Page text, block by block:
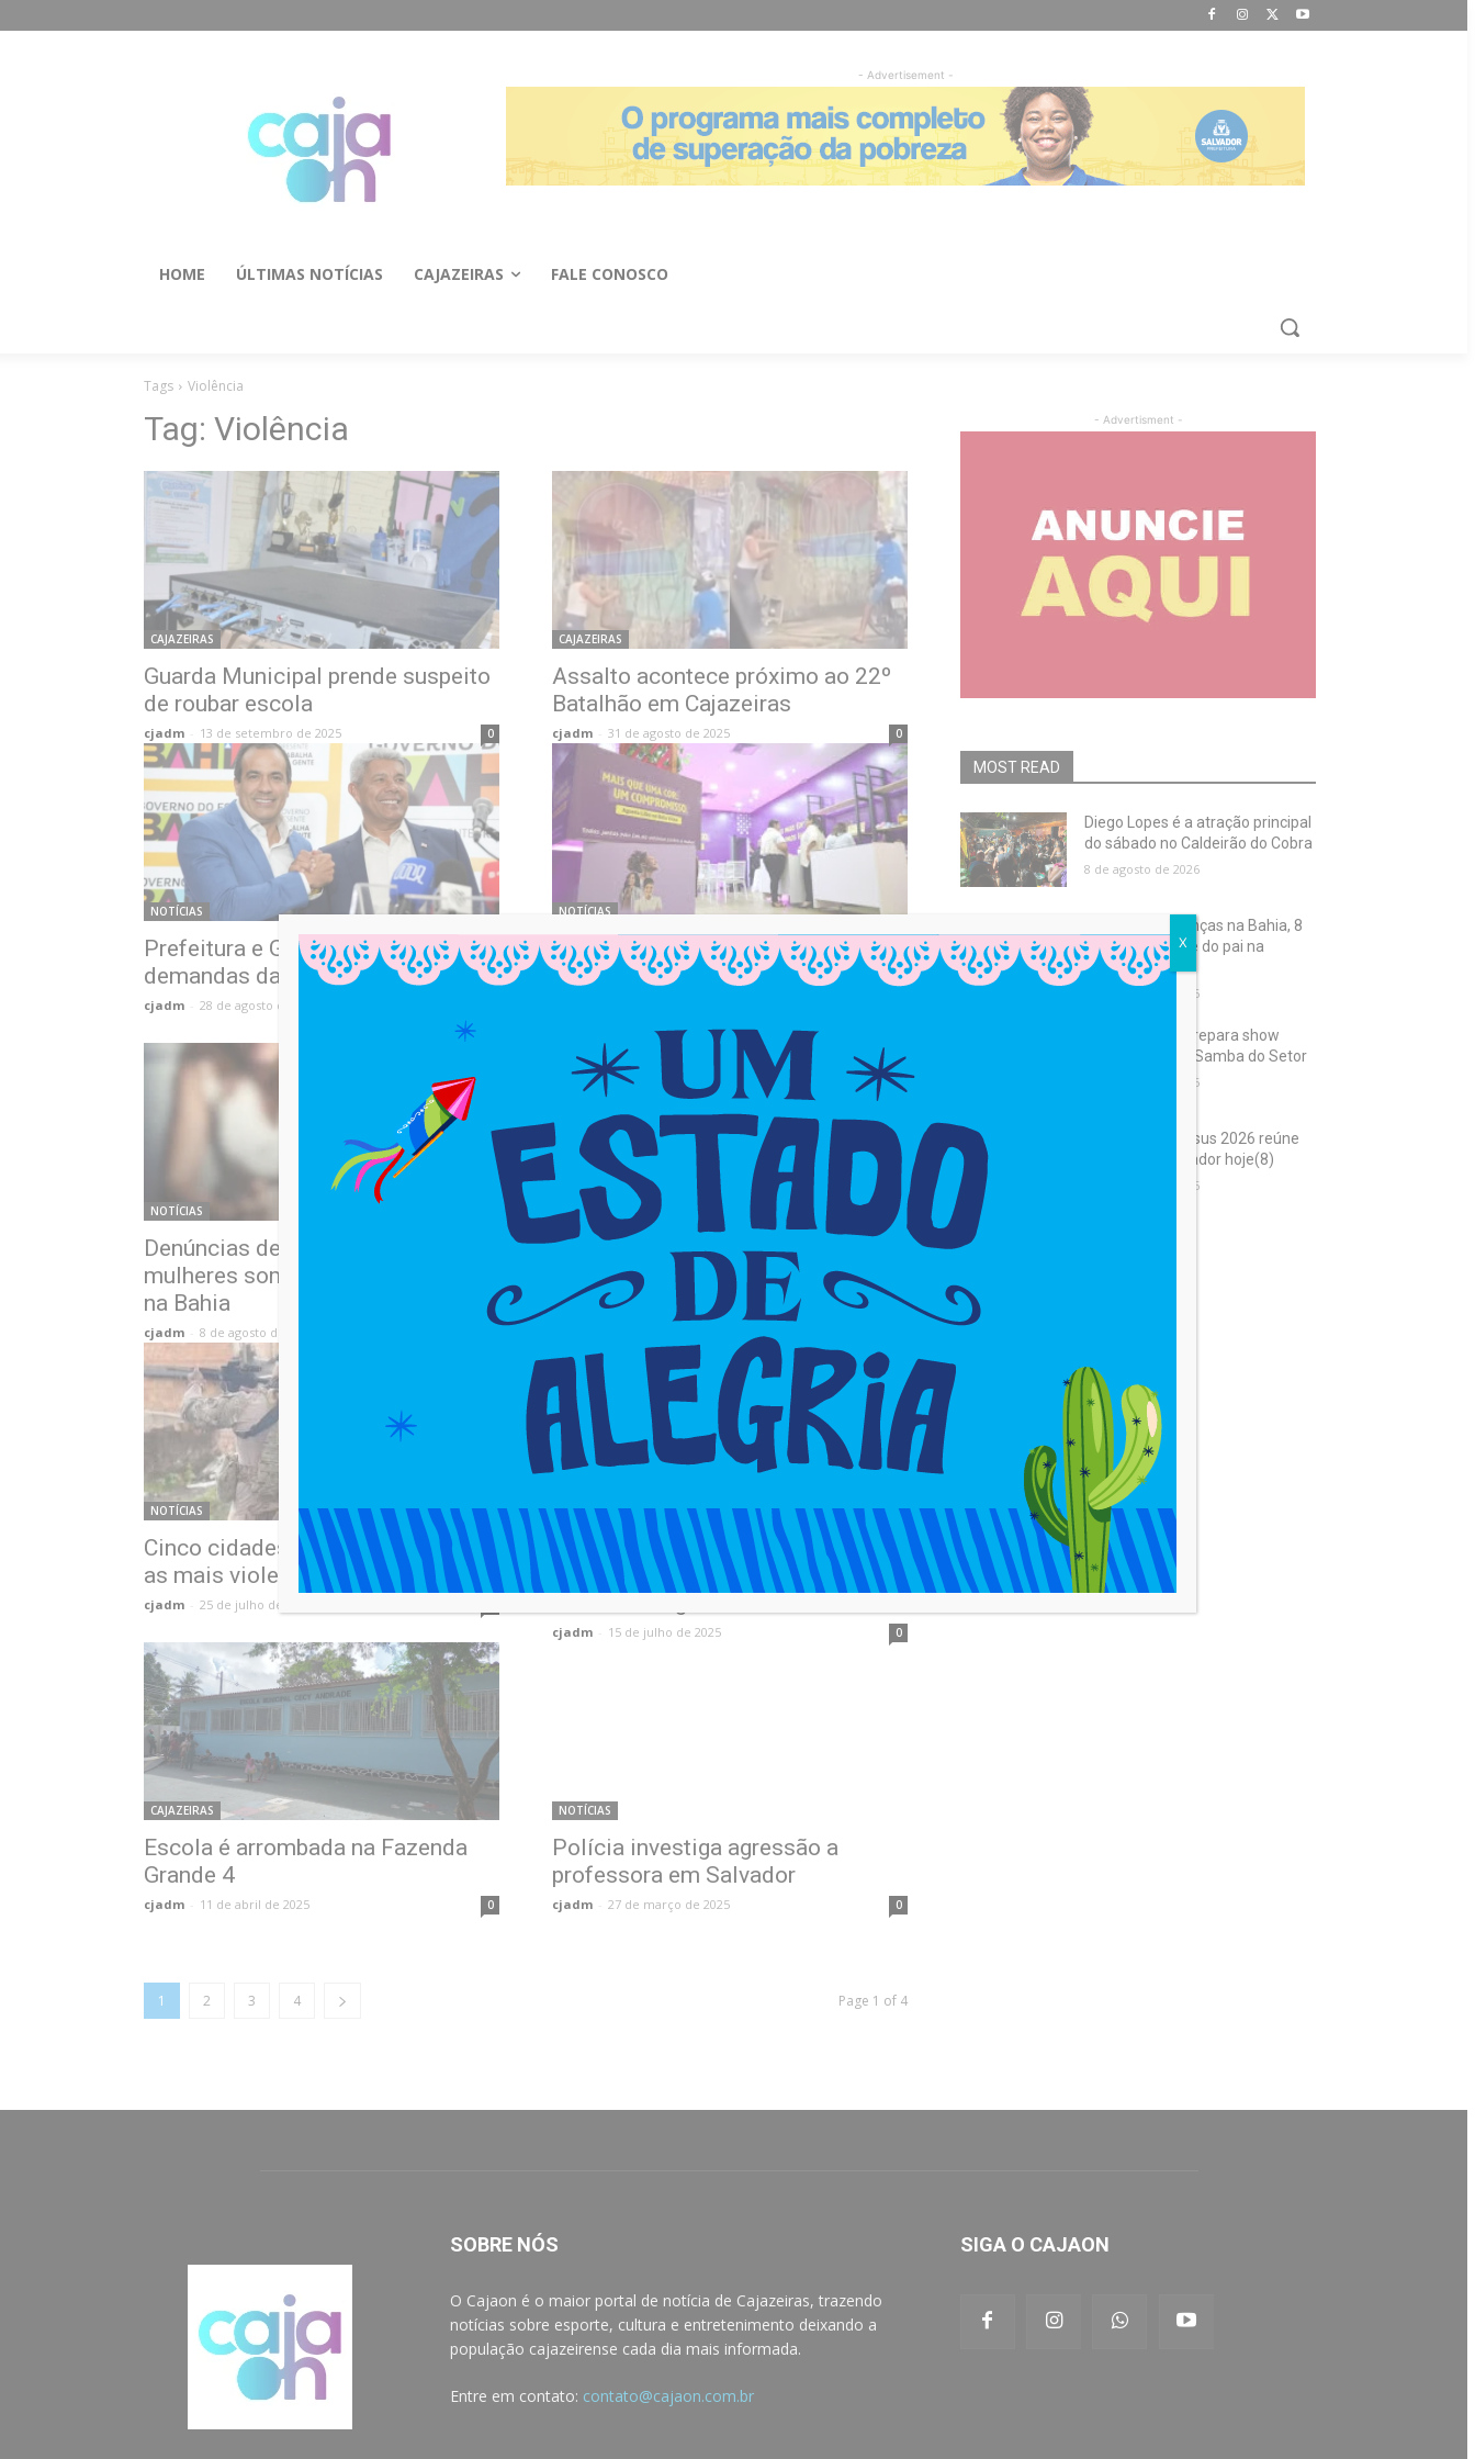
- Advertisement -
HOME ÚLTIMAS NOTÍCIAS CAJAZEIRAS FALE CONOSCO
Tags Violência
Tag: Violência
CAJAZEIRAS
Guarda Municipal prende suspeito
de roubar escola
cjadm 13 de setembro de 2025 0
CAJAZEIRAS
Assalto acontece próximo ao 22º
Batalhão em Cajazeiras
cjadm 31 de agosto de 2025 0
NOTÍCIAS
Prefeitura e Governo discutem
demandas da capital;
cjadm 28 de agosto de 2025
NOTÍCIAS
“Sala Lilás” permanente para
acolher mulheres vítimas de
13 de agosto de 2025
NOTÍCIAS
Denúncias de violência contra
mulheres somam mais de 86 mil
na Bahia
cjadm 8 de agosto de 2025
NOTÍCIAS
Pastor é preso em Jequié suspeito
de importunação sexual durante
atendimentos espirituais
NOTÍCIAS
Cinco cidades baianas estão entre
as mais violentas do Brasil
cjadm 25 de julho de 2025
NOTÍCIAS
PM apreende pistola e grande
quantidade de drogas após libertar
cjadm 15 de julho de 2025 0
CAJAZEIRAS
Escola é arrombada na Fazenda
Grande 4
cjadm 11 de abril de 2025 0
NOTÍCIAS
Polícia investiga agressão a
professora em Salvador
cjadm 27 de março de 2025 0
1 2 3 4 Page 1 of 4
- Advertisment -
MOST READ
Diego Lopes é a atração principal
do sábado no Caldeirão do Cobra
8 de agosto de 2026
A cada 100 crianças na Bahia, 8
não têm o nome do pai na
certidão
8 de agosto de 2026
Samba Trator prepara show
histórico para o Samba do Setor
8 de agosto de 2026
Marcha para Jesus 2026 reúne
gospel em Salvador hoje(8)
8 de agosto de 2026
SOBRE NÓS
O Cajaon é o maior portal de notícia de Cajazeiras, trazendo
notícias sobre esporte, cultura e entretenimento deixando a
população cajazeirense cada dia mais informada.
Entre em contato: contato@cajaon.com.br
SIGA O CAJAON
X